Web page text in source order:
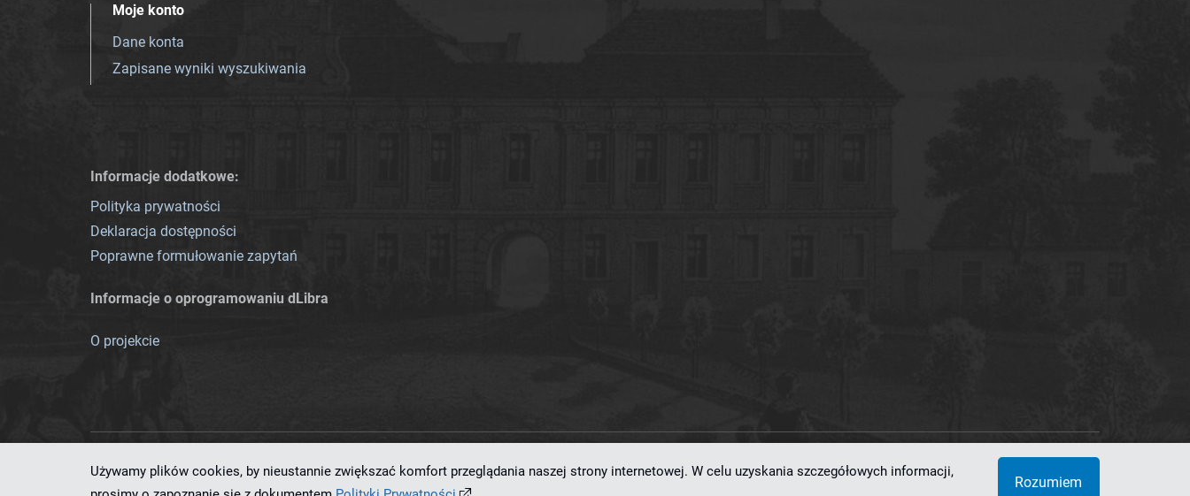
Moje konto
Dane konta
Zapisane wyniki wyszukiwania
Informacje dodatkowe:
Polityka prywatności
Deklaracja dostępności
Poprawne formułowanie zapytań
Informacje o oprogramowaniu dLibra
O projekcie
Ten serwis działa dzięki oprogramowaniudLibra 7.0.0-SNAPSHOT opracowanemu przezPoznańskie Centrum Superkomputerowo-Sieciowe
Używamy plików cookies, by nieustannie zwiększać komfort przeglądania naszej strony internetowej. W celu uzyskania szczegółowych informacji,
Rozumiem